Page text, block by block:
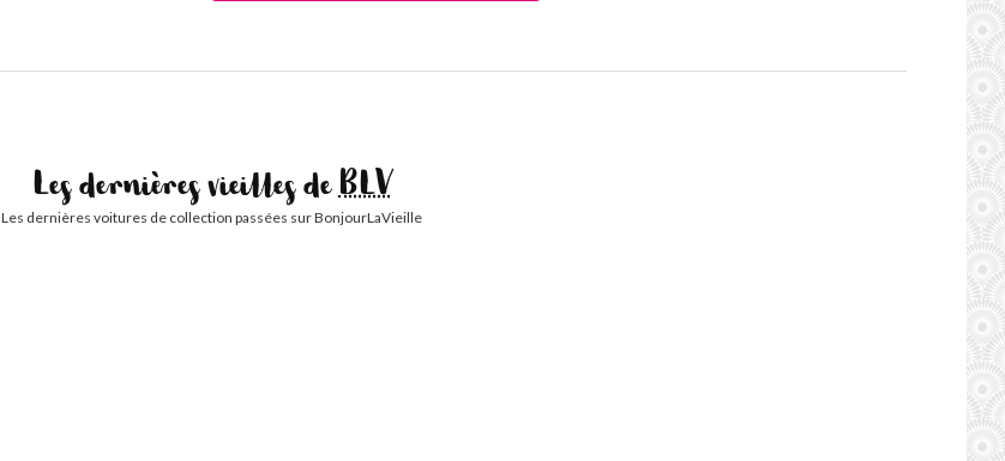
Les dernières vieilles deBLV
Les dernières voitures de collection passées sur BonjourLaVieille